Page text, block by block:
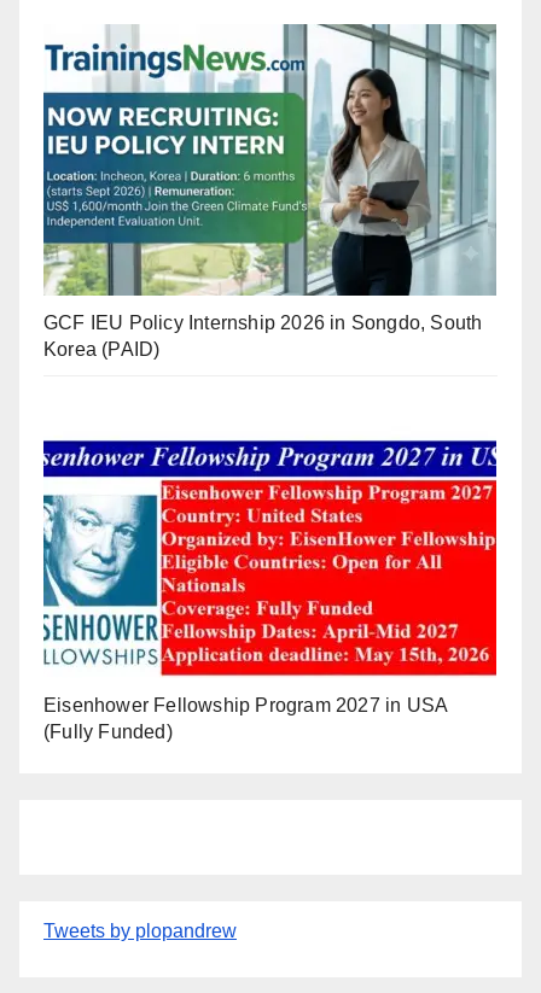
GCF IEU Policy Internship 2026 in Songdo, South
Korea (PAID)
Eisenhower Fellowship Program 2027 in USA
(Fully Funded)
Tweets by plopandrew